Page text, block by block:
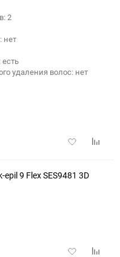
2
нет
удаления волос: нет
Добавить
9 Flex SES9481 3D
Добавить